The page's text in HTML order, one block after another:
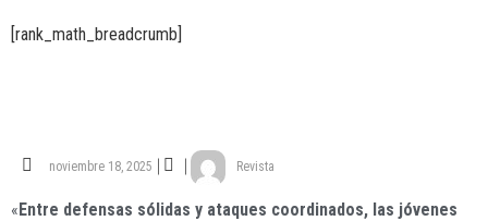
[rank_math_breadcrumb]
noviembre 18, 2025 Revista
«Entre defensas sólidas y ataques coordinados, las jóvenes